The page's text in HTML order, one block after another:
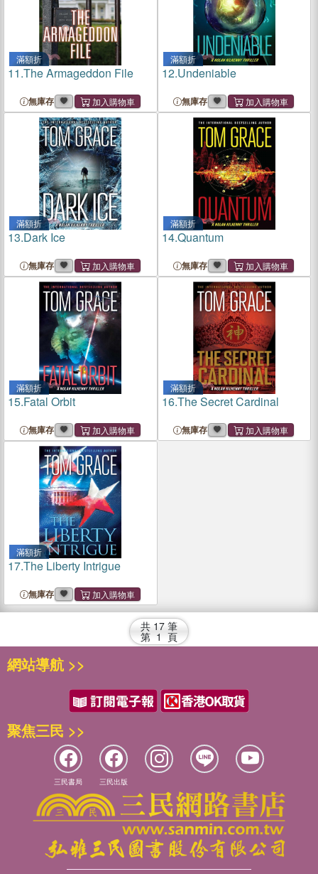
滿額折
11.The Armageddon File
無庫存
滿額折
12.Undeniable
無庫存
滿額折
13.Dark Ice
無庫存
滿額折
14.Quantum
無庫存
滿額折
15.Fatal Orbit
無庫存
滿額折
16.The Secret Cardinal
無庫存
滿額折
17.The Liberty Intrigue
無庫存
共 17 筆
第 1 頁
網站導航 >>
聚焦三民 >>
三民書局 三民出版